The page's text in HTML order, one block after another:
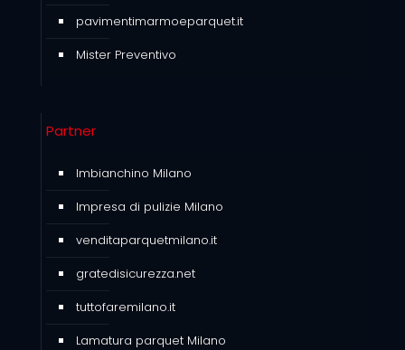
pavimentimarmoeparquet.it
Mister Preventivo
Partner
Imbianchino Milano
Impresa di pulizie Milano
venditaparquetmilano.it
gratedisicurezza.net
tuttofaremilano.it
Lamatura parquet Milano